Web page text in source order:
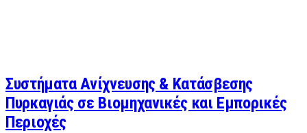
Συστήματα Ανίχνευσης & Κατάσβεσης
Πυρκαγιάς σε Βιομηχανικές και Εμπορικές
Περιοχές